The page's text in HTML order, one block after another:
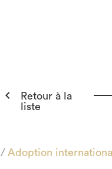

Retour à la
liste
/ Adoption